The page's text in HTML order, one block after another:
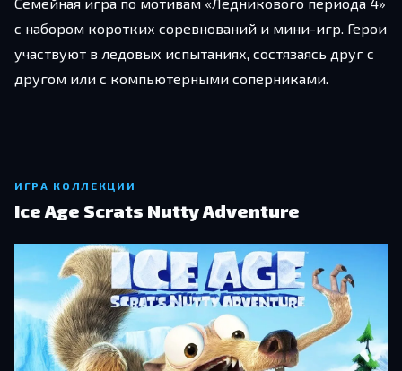
Семейная игра по мотивам «Ледникового периода 4»
с набором коротких соревнований и мини-игр. Герои
участвуют в ледовых испытаниях, состязаясь друг с
другом или с компьютерными соперниками.
ИГРА КОЛЛЕКЦИИ
Ice Age Scrats Nutty Adventure